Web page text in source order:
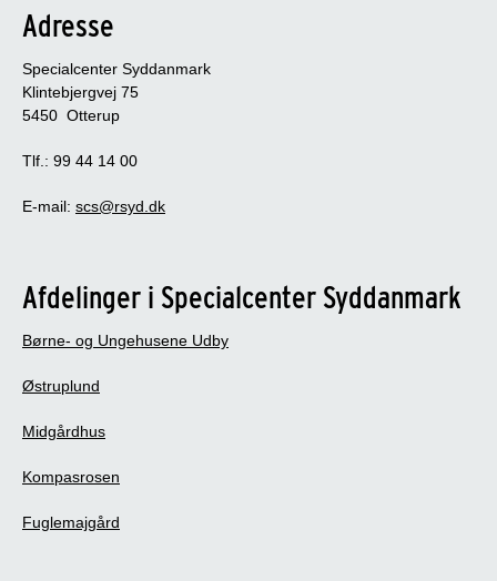
Adresse
Specialcenter Syddanmark
Klintebjergvej 75
5450 Otterup
Tlf.: 99 44 14 00
E-mail: scs@rsyd.dk
Afdelinger i Specialcenter Syddanmark
Børne- og Ungehusene Udby
Østruplund
Midgårdhus
Kompasrosen
Fuglemajgård